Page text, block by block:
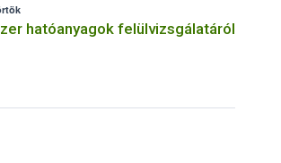
hatóanyagok felülvizsgálatáról